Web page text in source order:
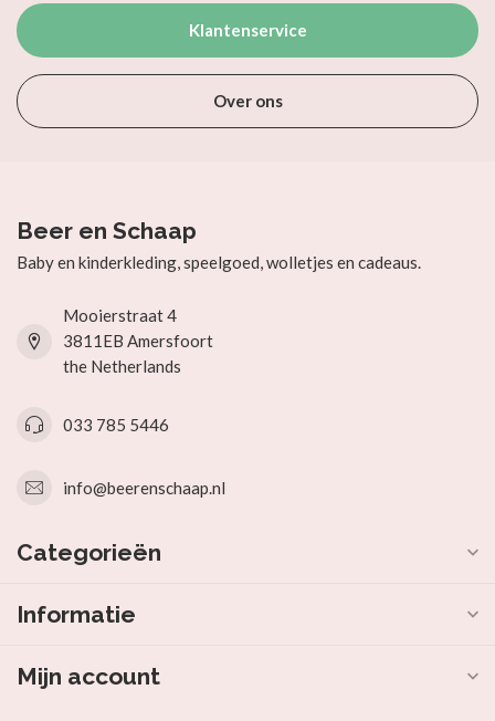
Klantenservice
Over ons
Beer en Schaap
Baby en kinderkleding, speelgoed, wolletjes en cadeaus.
Mooierstraat 4
3811EB Amersfoort
the Netherlands
033 785 5446
info@beerenschaap.nl
Categorieën
Informatie
Mijn account